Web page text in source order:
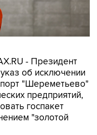
- Президент
об исключении
"Шереметьево"
предприятий,
госпакет
"золотой